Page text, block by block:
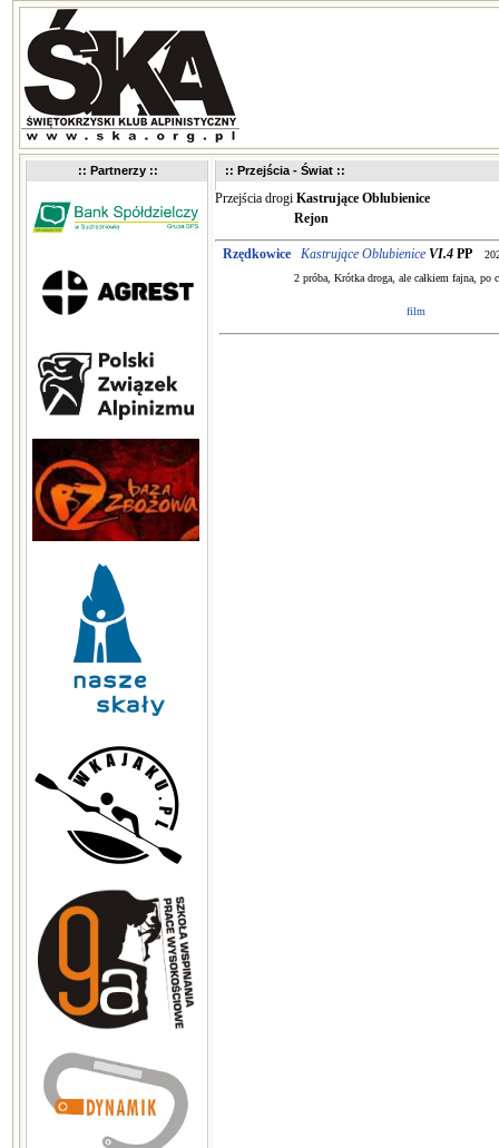
:: Partnerzy :: :: Przejścia - Świat ::
Przejścia drogi Kastrujące Oblubienice
Rejon
Rzędkowice Kastrujące Oblubienice VI.4 PP
2 próba, Krótka droga, ale całkiem fajna, po
film